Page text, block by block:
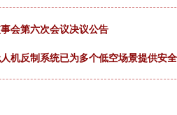
会第六次会议决议公告
机反制系统已为多个低空场景提供安